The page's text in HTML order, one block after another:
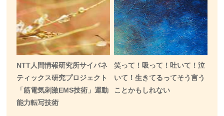
NTT人間情報研究所サイバネ
ティックス研究プロジェクト
「筋電気刺激EMS技術」運動
能力転写技術
笑って！吸って！吐いて！泣
いて！生きてるってそう言う
ことかもしれない